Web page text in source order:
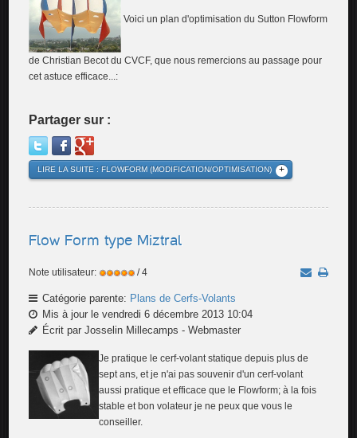
Voici un plan d'optimisation du Sutton Flowform
de Christian Becot du CVCF, que nous remercions au passage pour
cet astuce efficace...:
Partager sur :
LIRE LA SUITE : FLOWFORM (MODIFICATION/OPTIMISATION)
Flow Form type Miztral
Note utilisateur: / 4
Catégorie parente: Plans de Cerfs-Volants
Mis à jour le vendredi 6 décembre 2013 10:04
Écrit par Josselin Millecamps - Webmaster
Je pratique le cerf-volant statique depuis plus de
sept ans, et je n'ai pas souvenir d'un cerf-volant
aussi pratique et efficace que le Flowform; à la fois
stable et bon volateur je ne peux que vous le
conseiller.